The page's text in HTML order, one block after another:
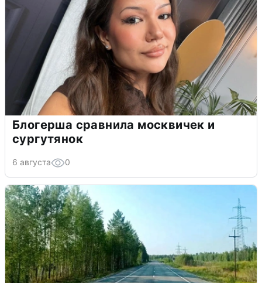
Блогерша сравнила москвичек и
сургутянок
6 августа 0